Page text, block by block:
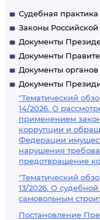
Судебная
Законы
Документы
Документы
Документы
Документы
"Тематический
14/2026. О
применением
коррупции и
Федерации
нарушения
предотвращение
"Тематический
13/2026. О
самовольным
Постановление